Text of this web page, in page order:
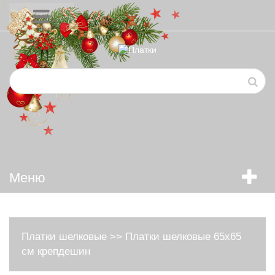
Меню
Платки шелковые >> Платки шелковые 65х65
см крепдешин